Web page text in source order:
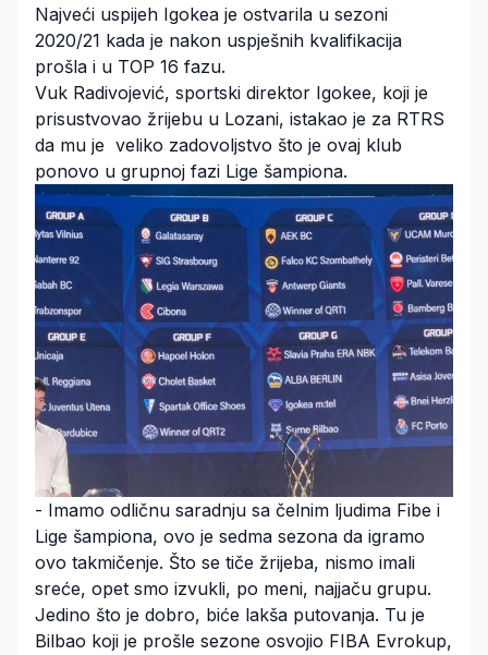
Najveći uspijeh Igokea je ostvarila u sezoni
2020/21 kada je nakon uspješnih kvalifikacija
prošla i u TOP 16 fazu.
Vuk Radivojević, sportski direktor Igokee, koji je
prisustvovao žrijebu u Lozani, istakao je za RTRS
da mu je veliko zadovoljstvo što je ovaj klub
ponovo u grupnoj fazi Lige šampiona.
- Imamo odličnu saradnju sa čelnim ljudima Fibe i
Lige šampiona, ovo je sedma sezona da igramo
ovo takmičenje. Što se tiče žrijeba, nismo imali
sreće, opet smo izvukli, po meni, najjaču grupu.
Јedino što je dobro, biće lakša putovanja. Tu je
Bilbao koji je prošle sezone osvojio FIBA Evrokup,